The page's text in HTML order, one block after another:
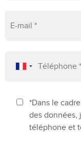
*Dans le
des données,
téléphone et